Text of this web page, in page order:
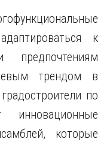
к
трендом в
по
которые